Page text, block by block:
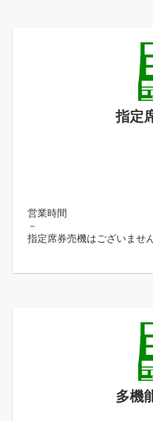
指定
営業時間
－
指定席券売機はございません
多機